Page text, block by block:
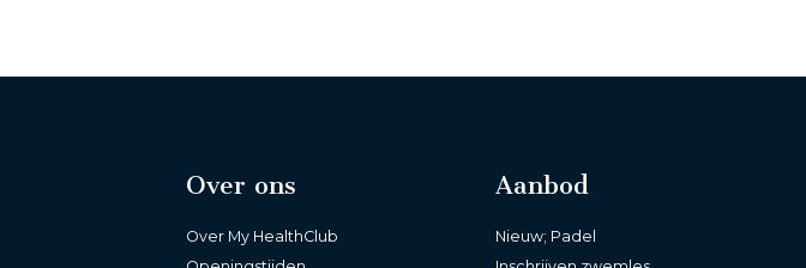
Over ons
Over My HealthClub
Aanbod
Nieuw; Padel